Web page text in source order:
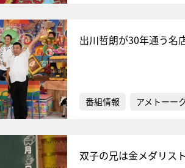
出川哲朗が30年通う名
番組情報 アメトーー
双子の兄は金メダリス